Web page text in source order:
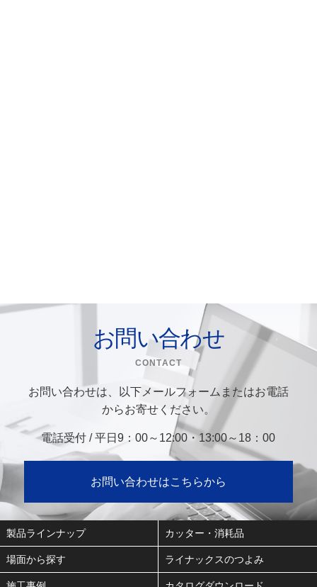
お問い合わせ
CONTACT
お問い合わせは、以下メールフォームまたはお電話
からお寄せください。
電話受付 / 平日9：00～12:00・13:00～18：00
お問い合わせはこちらから
製品ラインナップ カッター・消耗品
場面から探す ライナックスのつよみ